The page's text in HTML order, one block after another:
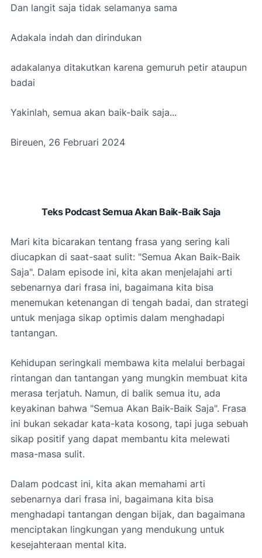
Dan langit saja tidak selamanya sama
Adakala indah dan dirindukan
adakalanya ditakutkan karena gemuruh petir ataupun
badai
Yakinlah, semua akan baik-baik saja...
Bireuen, 26 Februari 2024
Teks Podcast Semua Akan Baik-Baik Saja
Mari kita bicarakan tentang frasa yang sering kali
diucapkan di saat-saat sulit: "Semua Akan Baik-Baik
Saja". Dalam episode ini, kita akan menjelajahi arti
sebenarnya dari frasa ini, bagaimana kita bisa
menemukan ketenangan di tengah badai, dan strategi
untuk menjaga sikap optimis dalam menghadapi
tantangan.
Kehidupan seringkali membawa kita melalui berbagai
rintangan dan tantangan yang mungkin membuat kita
merasa terjatuh. Namun, di balik semua itu, ada
keyakinan bahwa "Semua Akan Baik-Baik Saja". Frasa
ini bukan sekadar kata-kata kosong, tapi juga sebuah
sikap positif yang dapat membantu kita melewati
masa-masa sulit.
Dalam podcast ini, kita akan memahami arti
sebenarnya dari frasa ini, bagaimana kita bisa
menghadapi tantangan dengan bijak, dan bagaimana
menciptakan lingkungan yang mendukung untuk
kesejahteraan mental kita.